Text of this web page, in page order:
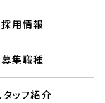
採用情報
募集職種
タッフ紹介